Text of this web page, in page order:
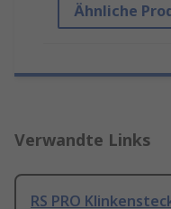
Ähnliche
Verwandte Links
RS PRO